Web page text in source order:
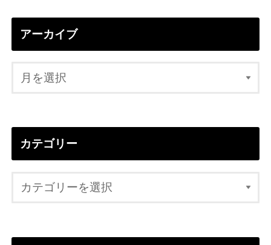
アーカイブ
カテゴリー